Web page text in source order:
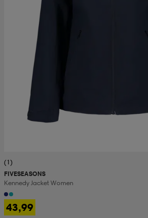
(1)
FIVESEASONS
Kennedy Jacket Women
43,99